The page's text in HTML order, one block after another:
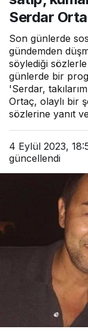
Serdar
Son günlerde
gündemden
söylediği
günlerde bir
'Serdar,
Ortaç, olaylı bir
sözlerine yanıt
4 Eylül 2023,
güncellendi